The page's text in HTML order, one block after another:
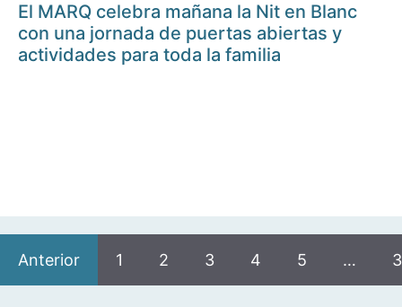
El MARQ celebra mañana la Nit en Blanc
con una jornada de puertas abiertas y
actividades para toda la familia
Anterior 1 2 3 4 5 …